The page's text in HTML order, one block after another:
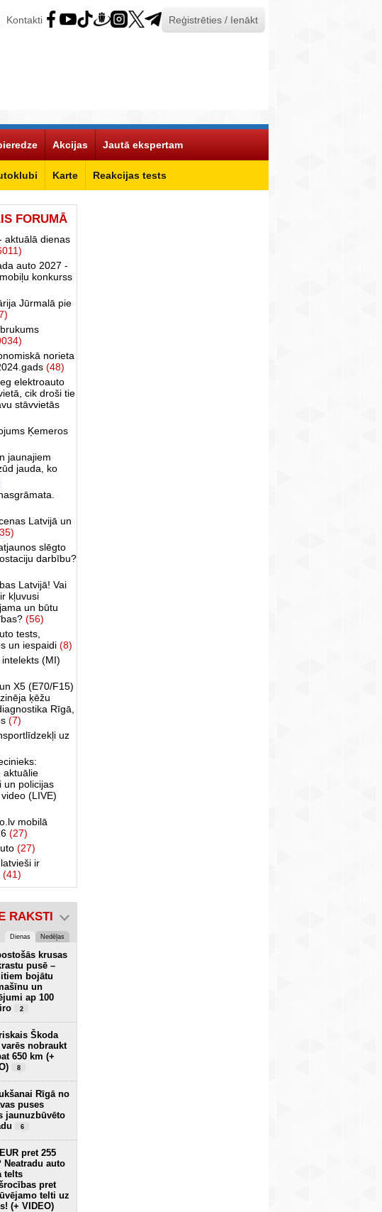
Kontakti Reģistrēties / Ienākt
Karte Reakcijas tests
Akcijas Jautā ekspertam
FORUMĀ
aktuālā dienas
auto 2027 -
konkurss
Jūrmalā pie
norieta
(48)
elektroauto
cik droši tie
stāvvietās
Ķemeros
jaunajiem
jauda, ko
Latvijā un
slēgto
darbību?
Latvijā! Vai
kļuvusi
un būtu
(56)
tests,
un iespaidi (8)
(MI)
X5 (E70/F15)
ķēžu
Rīgā,
(7)
uz
aktuālie
un policijas
(LIVE)
mobilā
(27)
(27)
ir
(41)
RAKSTI
Dienas Nedēļas
krusas
pusē –
bojātu
un
ap 100
2
Škoda
varēs nobraukt
650 km (+
8
Rīgā no
puses
jaunuzbūvēto
6
pret 255
Neatradu auto
telts
pret
telti uz
(+ VIDEO)